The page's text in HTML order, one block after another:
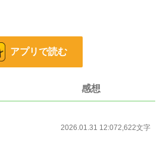
の背中には、立派で大きく美しい翼が四対、
は一対の2枚、多くとも三対で6枚の翼を持
ばれていた。
、天使は様々な意味を込めて、他の天使たち
。
アプリで読む
感想
2026.01.31 12:072,622文字